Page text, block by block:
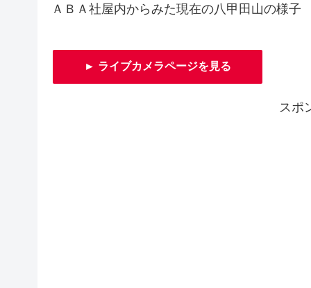
ＡＢＡ社屋内からみた現在の八甲田山の様子
► ライブカメラページを見る
スポ